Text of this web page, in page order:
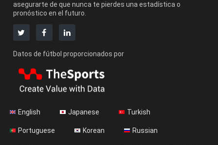
asegurarte de que nunca te pierdes una estadística o
pronóstico en el futuro.
Datos de fútbol proporcionados por
English Japanese Turkish
Portuguese Korean Russian